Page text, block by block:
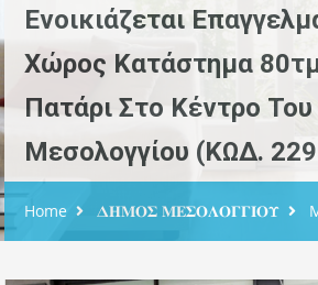
Ενοικιάζεται
Χώρος Κατάστημα
Πατάρι Στο Κέντρο Του
Μεσολογγίου (ΚΩΔ.
Home 𝚫𝚮𝚳𝚶𝚺 𝚳𝚬𝚺𝚶𝚲𝚶𝚪𝚪𝚰𝚶𝚼